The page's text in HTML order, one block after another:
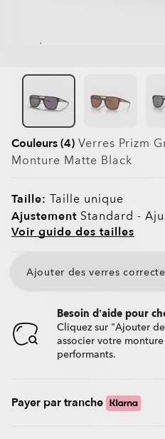
Couleurs (4) Verres Prizm
Monture Matte Black
Taille: Taille unique
Ajustement Standard -
Voir guide des tailles
Ajouter des verres
Besoin d’aide pour
Cliquez sur "Ajouter
associer votre
performants.
Payer par tranche